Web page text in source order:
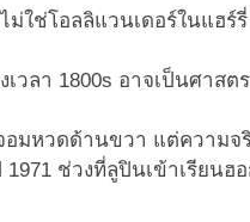
ม่ใช่โอลลิแวนเดอร์ในแฮร์
วลา 1800s อาจเป็นศาสต
อมหวดด้านขวา แต่ความจ
ช่วงที่ลูปินเข้าเรียนฮ